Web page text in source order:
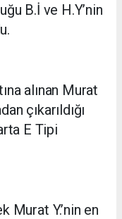
B.İ ve H.Y’nin
alınan Murat
çıkarıldığı
E Tipi
Murat Y.’nin en